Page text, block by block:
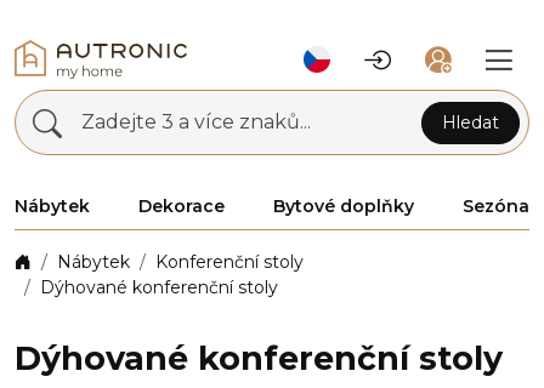
Zadejte 3 a více znaků... Hledat
Nábytek Dekorace Bytové doplňky Sezóna
Nábytek
Konferenční stoly
Dýhované konferenční stoly
Dýhované konferenční stoly